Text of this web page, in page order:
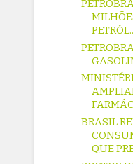
BRASIL
QUE